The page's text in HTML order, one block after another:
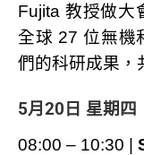
Fujita 教授做大
全球 27 位無機
們的科研成果，
5月 20 日 星期四
08:00 – 10:30 |